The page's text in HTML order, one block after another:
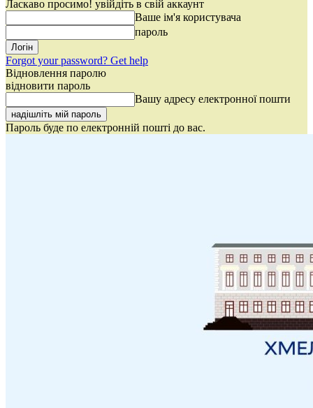
Ласкаво просимо! увійдіть в свій аккаунт
Ваше ім'я користувача
пароль
Forgot your password? Get help
Відновлення паролю
відновити пароль
Вашу адресу електронної пошти
Пароль буде по електронній пошті до вас.